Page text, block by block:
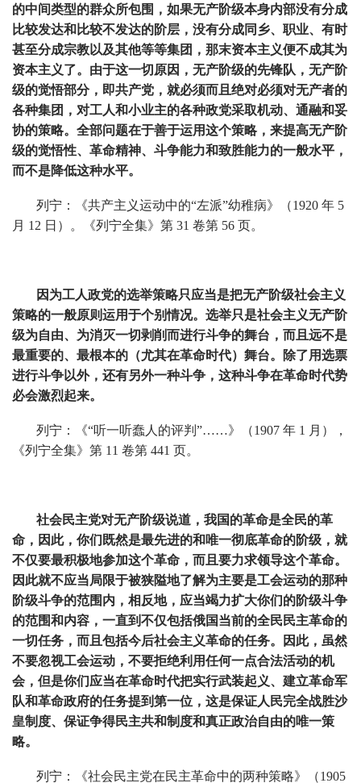
的中间类型的群众所包围，如果无产阶级本身内部没有分成
比较发达和比较不发达的阶层，没有分成同乡、职业、有时
甚至分成宗教以及其他等等集团，那末资本主义便不成其为
资本主义了。由于这一切原因，无产阶级的先锋队，无产阶
级的觉悟部分，即共产党，就必须而且绝对必须对无产者的
各种集团，对工人和小业主的各种政党采取机动、通融和妥
协的策略。全部问题在于善于运用这个策略，来提高无产阶
级的觉悟性、革命精神、斗争能力和致胜能力的一般水平，
而不是降低这种水平。
列宁：《共产主义运动中的“左派”幼稚病》（1920 年 5
月 12 日）。《列宁全集》第 31 卷第 56 页。
因为工人政党的选举策略只应当是把无产阶级社会主义
策略的一般原则运用于个别情况。选举只是社会主义无产阶
级为自由、为消灭一切剥削而进行斗争的舞台，而且远不是
最重要的、最根本的（尤其在革命时代）舞台。除了用选票
进行斗争以外，还有另外一种斗争，这种斗争在革命时代势
必会激烈起来。
列宁：《“听一听蠢人的评判”……》（1907 年 1 月），
《列宁全集》第 11 卷第 441 页。
社会民主党对无产阶级说道，我国的革命是全民的革
命，因此，你们既然是最先进的和唯一彻底革命的阶级，就
不仅要最积极地参加这个革命，而且要力求领导这个革命。
因此就不应当局限于被狭隘地了解为主要是工会运动的那种
阶级斗争的范围内，相反地，应当竭力扩大你们的阶级斗争
的范围和内容，一直到不仅包括俄国当前的全民民主革命的
一切任务，而且包括今后社会主义革命的任务。因此，虽然
不要忽视工会运动，不要拒绝利用任何一点合法活动的机
会，但是你们应当在革命时代把实行武装起义、建立革命军
队和革命政府的任务提到第一位，这是保证人民完全战胜沙
皇制度、保证争得民主共和制度和真正政治自由的唯一策
略。
列宁：《社会民主党在民主革命中的两种策略》（1905